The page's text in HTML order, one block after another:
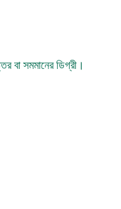
বা সমমানের ডিগ্রী।